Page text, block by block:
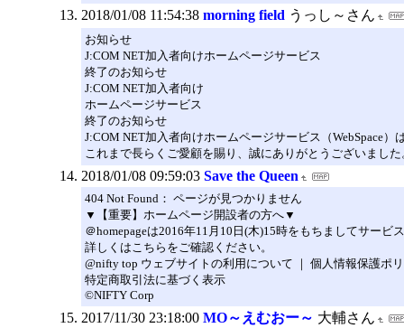
2018/01/08 11:54:38 morning field うっし～さん
お知らせ
J:COM NET加入者向けホームページサービス
終了のお知らせ
J:COM NET加入者向け
ホームページサービス
終了のお知らせ
J:COM NET加入者向けホームページサービス（WebSpace
これまで長らくご愛顧を賜り、誠にありがとうございました
2018/01/08 09:59:03 Save the Queen
404 Not Found： ページが見つかりません
▼【重要】ホームページ開設者の方へ▼
＠homepageは2016年11月10日(木)15時をもちましてサー
詳しくはこちらをご確認ください。
@nifty top ウェブサイトの利用について ｜ 個人情報保護ポ
特定商取引法に基づく表示
©NIFTY Corp
2017/11/30 23:18:00 MO～えむおー～ 大輔さん